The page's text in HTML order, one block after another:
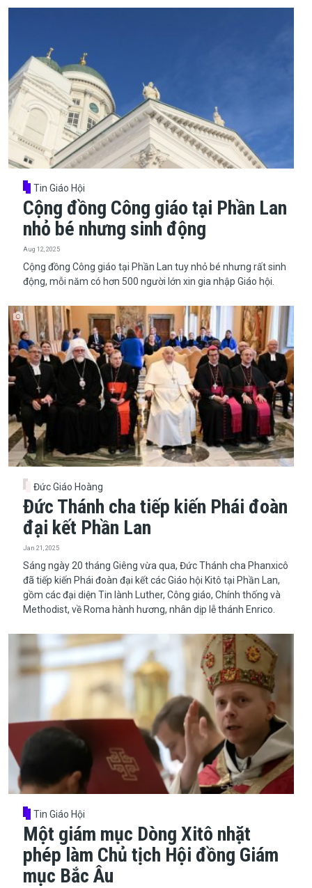
Tin Giáo Hội
Cộng đồng Công giáo tại Phần Lan
nhỏ bé nhưng sinh động
Aug 12, 2025
​​​​​​​Cộng đồng Công giáo tại Phần Lan tuy nhỏ bé nhưng rất sinh
động, mỗi năm có hơn 500 người lớn xin gia nhập Giáo hội.
Đức Giáo Hoàng
Đức Thánh cha tiếp kiến Phái đoàn
đại kết Phần Lan
Jan 21, 2025
Sáng ngày 20 tháng Giêng vừa qua, Đức Thánh cha Phanxicô
đã tiếp kiến Phái đoàn đại kết các Giáo hội Kitô tại Phần Lan,
gồm các đại diện Tin lành Luther, Công giáo, Chính thống và
Methodist, về Roma hành hương, nhân dịp lễ thánh Enrico.
Tin Giáo Hội
Một giám mục Dòng Xitô nhặt
phép làm Chủ tịch Hội đồng Giám
mục Bắc Âu